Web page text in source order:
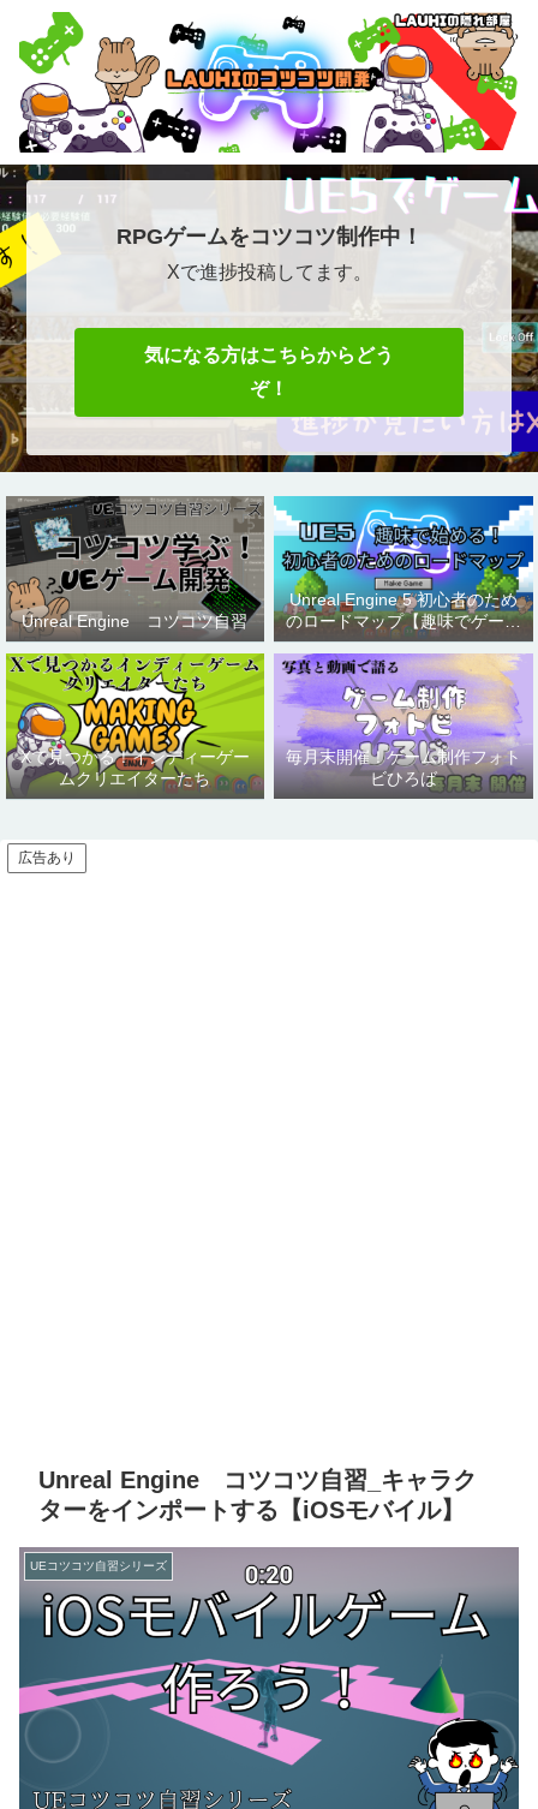
RPGゲームをコツコツ制作中！
Xで進捗投稿してます。
気になる方はこちらからどう
ぞ！
Unreal Engine コツコツ自習
Unreal Engine 5 初心者のため
のロードマップ【趣味でゲーム
制作】
Xで見つかる！インディーゲー
ムクリエイターたち
毎月末開催！ゲーム制作フォト
ビひろば
広告あり
Unreal Engine コツコツ自習_キャラク
ターをインポートする【iOSモバイル】
UEコツコツ自習シリーズ